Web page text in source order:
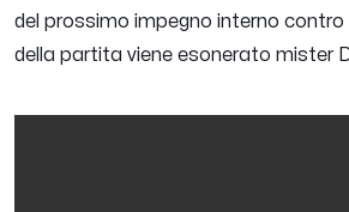
del prossimo impegno interno contro
della partita viene esonerato mister